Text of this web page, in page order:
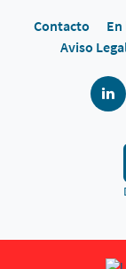
Contacto
Aviso